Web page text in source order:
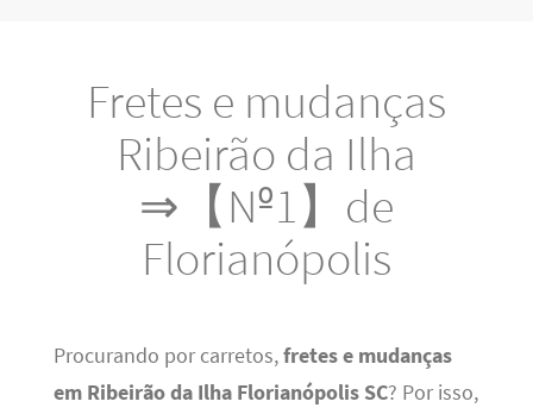
Fretes e mudanças
Ribeirão da Ilha
⇒【Nº1】de
Florianópolis
Procurando por carretos,fretes e mudanças
em Ribeirão da Ilha Florianópolis SC? Por isso,